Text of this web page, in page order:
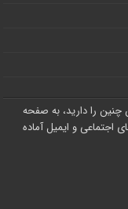
چنین را دارید، به صفحه
اجتماعی و ایمیل آماده